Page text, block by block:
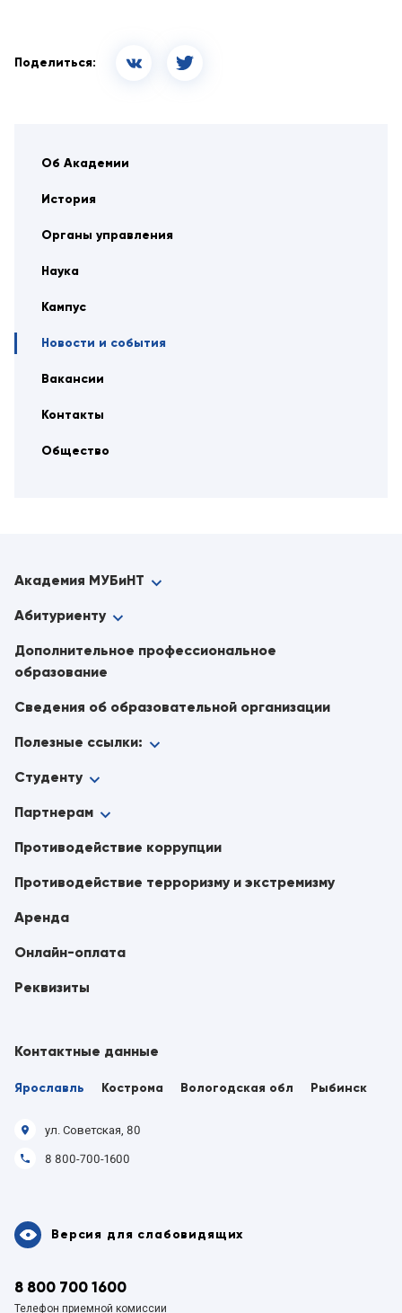
Об Академии
История
Органы управления
Наука
Кампус
Новости и события
Вакансии
Контакты
Общество
Поделиться:
Академия МУБиНТ
Абитуриенту
Дополнительное профессиональное
образование
Сведения об образовательной организации
Полезные ссылки:
Версия для слабовидящих
8 800 700 1600
Телефон приемной комиссии
Студенту
Партнерам
Противодействие коррупции
Противодействие терроризму и экстремизму
Аренда
Онлайн-оплата
Реквизиты
Контактные данные
Ярославль Кострома Вологодская обл Рыбинск
ул. Советская, 80
8 800-700-1600